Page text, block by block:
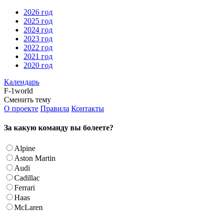
2026 год
2025 год
2024 год
2023 год
2022 год
2021 год
2020 год
Календарь
F-1world
Сменить тему
О проекте Правила Контакты
За какую команду вы болеете?
Alpine
Aston Martin
Audi
Cadillac
Ferrari
Haas
McLaren